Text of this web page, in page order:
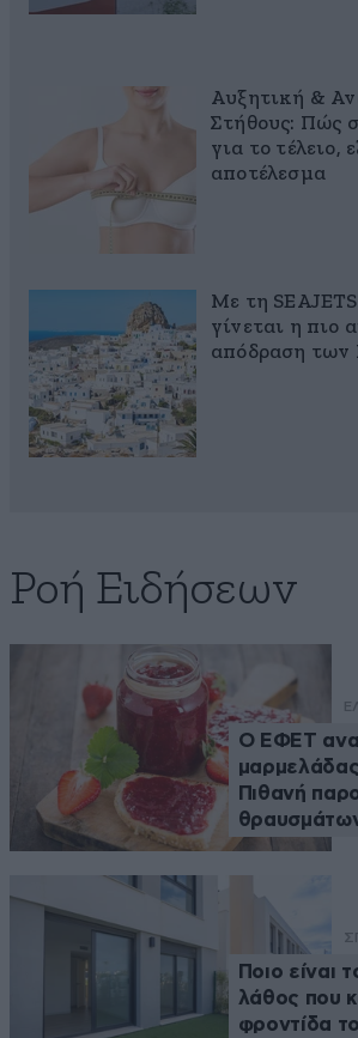
Αυξητική &
Στήθους: Πώς
για το τέλειο,
αποτέλεσμα
Με τη
γίνεται η πιο
απόδραση των
Ροή Ειδήσεων
Ο ΕΦΕΤ
Πιθανή
Ποιο είναι
λάθος που
φροντίδα